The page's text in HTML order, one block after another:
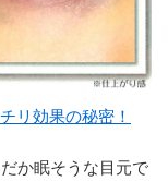
リ効果の秘密！
か眠そうな目元で